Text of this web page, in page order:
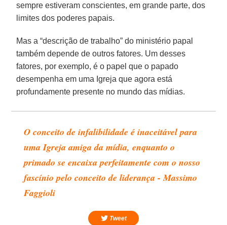
sempre estiveram conscientes, em grande parte, dos
limites dos poderes papais.
Mas a “descrição de trabalho” do ministério papal
também depende de outros fatores. Um desses
fatores, por exemplo, é o papel que o papado
desempenha em uma Igreja que agora está
profundamente presente no mundo das mídias.
O conceito de infalibilidade é inaceitável para
uma Igreja amiga da mídia, enquanto o
primado se encaixa perfeitamente com o nosso
fascínio pelo conceito de liderança - Massimo
Faggioli
Tweet